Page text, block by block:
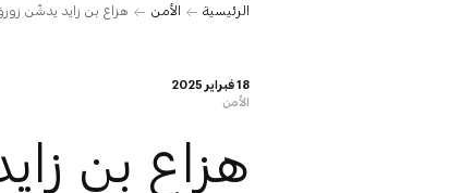
الرئيسية الأمن هزاع بن زايد يدشّن
18 فبراير 2025
الأمن
هزاع بن